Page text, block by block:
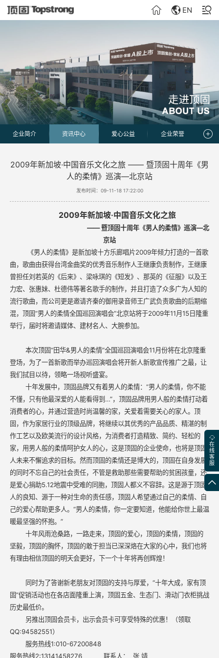
EN
企业简介 资讯中心 爱心公益 企业荣誉
2009年新加坡·中国音乐文化之旅 —— 暨顶固十周年《男
人的柔情》巡演—北京站
发布时间：09-11-18 17:22:00
2009年新加坡·中国音乐文化之旅
——暨顶固十周年《男人的柔情》巡演—北
京站
《男人的柔情》是新加坡十方乐廊唱片2009年倾力打造的一首歌
曲，歌曲由获得台湾金曲奖的优秀音乐制作人王继康负责制作，王继康
曾担任刘若英的《后来》、梁咏琪的《短发》、那英的《征服》以及王
力宏、张惠妹、杜德伟等著名歌手的制作，并且打造了众多广为人知的
流行歌曲，而公司更是邀请齐秦的御用录音师王广武负责歌曲的后期缩
混，顶固“男人的柔情全国巡回演唱会”北京站将于2009年11月15日隆重
举行，届时将邀请媒体、建材名人、大腕参加。
本次顶固“田华&男人的柔情”全国巡回演唱会11月份将在北京隆重
登场，为了一首新歌而举办巡回演唱会将开新人新歌宣传推广之最，让
我们拭目以待，领略一场视听盛宴。
十年发展中，顶固品牌又有着男人的柔情：“男人的柔情，你不能
不懂，只有他最深爱的人能看得到…”，顶固品牌用男人般的柔情打动着
消费者的心，并通过营造时尚温馨的家，关爱着需要关心的家人。顶
固，作为家居行业的顶级品牌，将继续以其优秀的产品品质、精湛的制
作工艺以及欧美流行的设计风格，为消费者打造精致、简约、轻松的
家，用男人般的柔情呵护女人的心，这是顶固的企业使命，也将是顶固
人未来不懈追求的目标。然而顶固的柔情还是博大的，顶固在自身发展
的同时不忘自己的社会责任，不管是救助那些需要帮助的贫困孩童，还
是爱心捐助5.12地震中受难的同胞，顶固人都义不容辞。这是源于顶固
人的良知、源于一种对生命的责任感，顶固人希望通过自己的柔情、自
己的爱心帮助更多人。“男人的柔情，你一定要知道，他能给你世上最温
暖最坚强的怀抱。”
十年风雨沧桑路，一路走来，顶固的爱心，顶固的柔情，顶固的
坚毅，顶固的胸怀，顶固的敢于担当已深深烙在大家的心中，我们也将
有理由相信顶固的明天会更好，下一个十年将再创辉煌！
同时为了答谢新老朋友对顶固的支持与厚爱，“十年大成，家有顶
固”促销活动也在各店面隆重上演，顶固五金、生态门、滑动门衣柜挑战
历史最低价。
另推出顶固会员卡，出示会员卡可享受特殊的优惠！（领取
QQ:94582551）
服务热线1:010-67200848
服务热线2:13141458276 联系人： 张 靖
在
线
客
服